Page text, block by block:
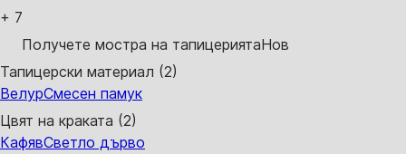
+ 7
Получете мостра на тапицериятаНов
Тапицерски материал (2)
ВелурСмесен памук
Цвят на краката (2)
КафявСветло дърво